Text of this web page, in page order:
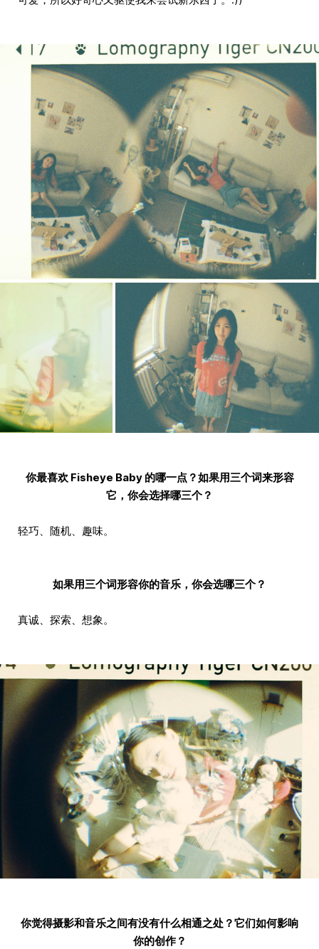
你最喜欢 Fisheye Baby 的哪一点？如果用三个词来形容
它，你会选择哪三个？
轻巧、随机、趣味。
如果用三个词形容你的音乐，你会选哪三个？
真诚、探索、想象。
你觉得摄影和音乐之间有没有什么相通之处？它们如何影响
你的创作？